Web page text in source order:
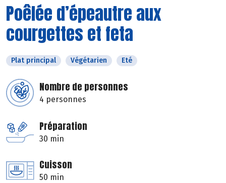
Poêlée d’épeautre aux
courgettes et feta
Plat principal Végétarien Eté
Nombre de personnes
4 personnes
Préparation
30 min
Cuisson
50 min